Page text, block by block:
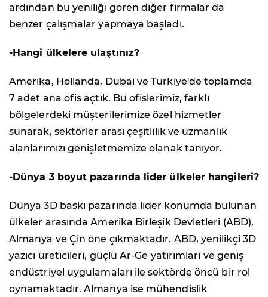
ardından bu yeniliği gören diğer firmalar da
benzer çalışmalar yapmaya başladı.
-Hangi ülkelere ulaştınız?
Amerika, Hollanda, Dubai ve Türkiye'de toplamda
7 adet ana ofis açtık. Bu ofislerimiz, farklı
bölgelerdeki müşterilerimize özel hizmetler
sunarak, sektörler arası çeşitlilik ve uzmanlık
alanlarımızı genişletmemize olanak tanıyor.
-Dünya 3 boyut pazarında lider ülkeler hangileri?
Dünya 3D baskı pazarında lider konumda bulunan
ülkeler arasında Amerika Birleşik Devletleri (ABD),
Almanya ve Çin öne çıkmaktadır. ABD, yenilikçi 3D
yazıcı üreticileri, güçlü Ar-Ge yatırımları ve geniş
endüstriyel uygulamaları ile sektörde öncü bir rol
oynamaktadır. Almanya ise mühendislik